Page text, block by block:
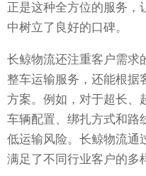
正是这种全方位的服务，
中树立了良好的口碑。
长鲸物流还注重客户需求
整车运输服务，还能根据
方案。例如，对于超长、
车辆配置、绑扎方式和路
低运输风险。长鲸物流通
满足了不同行业客户的多